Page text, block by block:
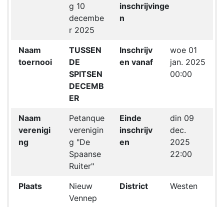
g 10
decembe
r 2025
inschrijvinge
n
Naam
toernooi
TUSSEN
DE
SPITSEN
DECEMB
ER
Inschrijv
en vanaf
woe 01
jan. 2025
00:00
Naam
verenigi
ng
Petanque
verenigin
g "De
Spaanse
Ruiter"
Einde
inschrijv
en
din 09
dec.
2025
22:00
Plaats
Nieuw
Vennep
District Westen